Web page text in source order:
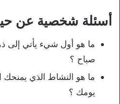
أسئلة شخصية عن
ما هو أول شيء يأتي إلى
صباح ؟
ما هو النشاط الذي يمنحك
يومك ؟